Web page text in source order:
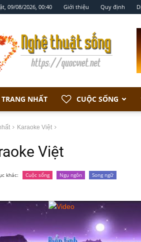
09/08/2026, 00:40 Giới thiệu Quy định
TRANG NHẤT CUỘC SỐNG
Karaoke Việt
Việt
khác: Cuộc sống Ngụ ngôn Song ngữ